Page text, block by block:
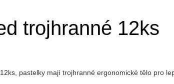
trojhranné 12ks
12ks, pastelky mají trojhranné ergonomické tělo pro